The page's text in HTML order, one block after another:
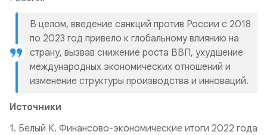
В целом, введение санкций против России с 2018
по 2023 год привело к глобальному влиянию на
страну, вызвав снижение роста ВВП, ухудшение
международных экономических отношений и
изменение структуры производства и инноваций.
Источники
1. Белый К. Финансово-экономические итоги 2022 года